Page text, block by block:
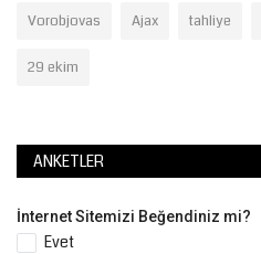
Vorobjovas Ajax tahliye
29 ekim
ANKETLER
İnternet Sitemizi Beğendiniz mi?
Evet